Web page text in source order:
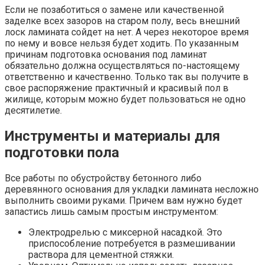
Если не позаботиться о замене или качественной
заделке всех зазоров на старом полу, весь внешний
лоск ламината сойдет на нет. А через некоторое время
по нему и вовсе нельзя будет ходить. По указанным
причинам подготовка основания под ламинат
обязательно должна осуществляться по-настоящему
ответственно и качественно. Только так вы получите в
свое распоряжение практичный и красивый пол в
жилище, которым можно будет пользоваться не одно
десятилетие.
Инструменты и материалы для
подготовки пола
Все работы по обустройству бетонного либо
деревянного основания для укладки ламината несложно
выполнить своими руками. Причем вам нужно будет
запастись лишь самым простым инструментом:
Электродрелью с миксерной насадкой. Это
приспособление потребуется в размешивании
раствора для цементной стяжки.